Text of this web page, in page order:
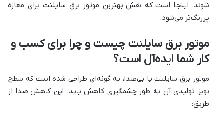
شوند. اینجا است که نقش بهترین موتور برق سایلنت برای مغازه
پررنگ‌تر می‌شود.
موتور برق سایلنت چیست و چرا برای کسب و
کار شما ایده‌آل است؟
موتور برق سایلنت یا بی‌صدا، به گونه‌ای طراحی شده است که سطح
نویز تولیدی آن به طور چشمگیری کاهش یابد. این کاهش صدا از
طریق: